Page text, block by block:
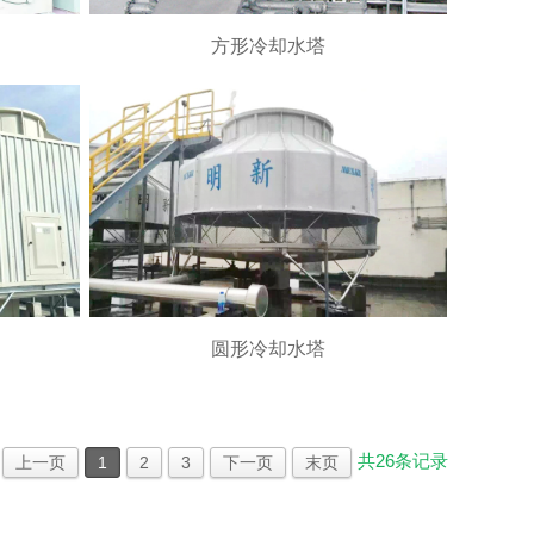
方形冷却水塔
圆形冷却水塔
上一页 1 2 3 下一页 末页 共26条记录